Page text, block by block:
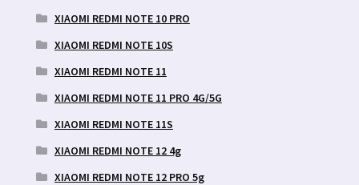
XIAOMI REDMI NOTE 10 PRO
XIAOMI REDMI NOTE 10S
XIAOMI REDMI NOTE 11
XIAOMI REDMI NOTE 11 PRO 4G/5G
XIAOMI REDMI NOTE 11S
XIAOMI REDMI NOTE 12 4g
XIAOMI REDMI NOTE 12 PRO 5g